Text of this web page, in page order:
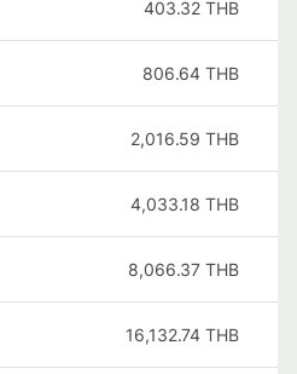
403.32 THB
806.64 THB
2,016.59 THB
4,033.18 THB
8,066.37 THB
16,132.74 THB